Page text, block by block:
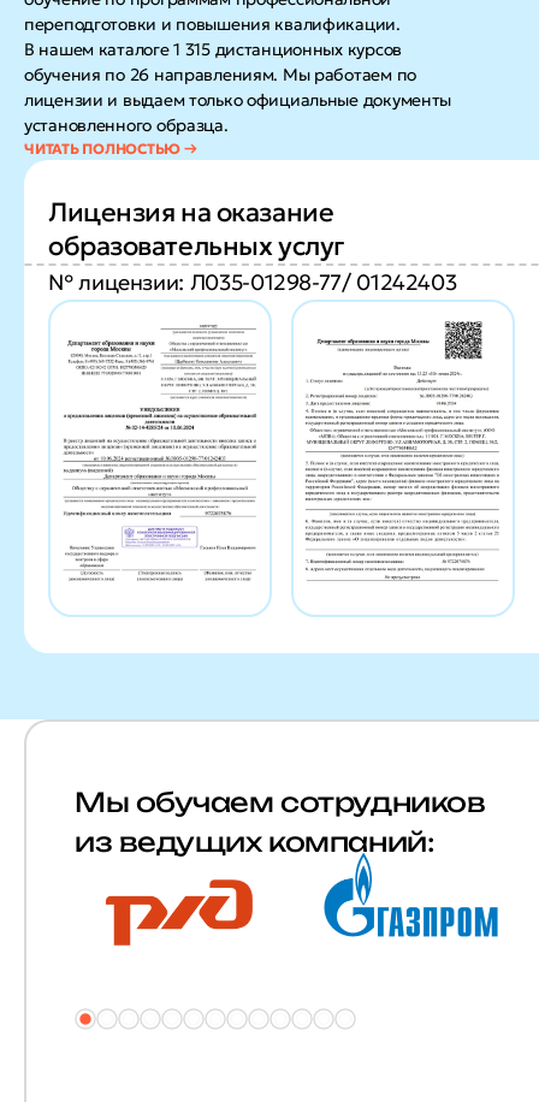
переподготовки и повышения квалификации.
В нашем каталоге 1 315 дистанционных курсов
обучения по 26 направлениям. Мы работаем по
лицензии и выдаем только официальные документы
установленного образца.
Лицензия на оказание
образовательных услуг
№ лицензии: Л035-01298-77/ 01242403
Мы обучаем сотрудников
из ведущих компаний: